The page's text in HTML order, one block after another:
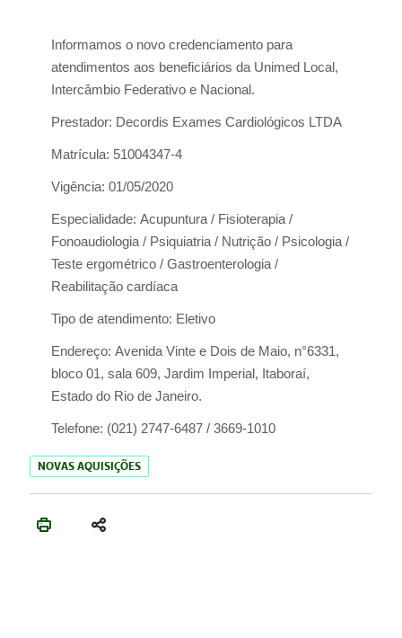
Informamos o novo credenciamento para
atendimentos aos beneficiários da Unimed Local,
Intercâmbio Federativo e Nacional.
Prestador: Decordis Exames Cardiológicos LTDA
Matrícula: 51004347-4
Vigência: 01/05/2020
Especialidade: Acupuntura / Fisioterapia /
Fonoaudiologia / Psiquiatria / Nutrição / Psicologia /
Teste ergométrico / Gastroenterologia /
Reabilitação cardíaca
Tipo de atendimento: Eletivo
Endereço: Avenida Vinte e Dois de Maio, n°6331,
bloco 01, sala 609, Jardim Imperial, Itaboraí,
Estado do Rio de Janeiro.
Telefone: (021) 2747-6487 / 3669-1010
NOVAS AQUISIÇÕES